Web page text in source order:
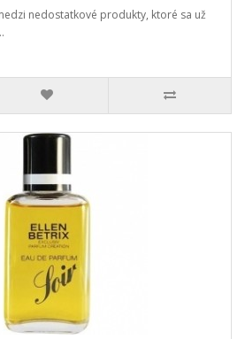
nedostatkové produkty, ktoré sa už